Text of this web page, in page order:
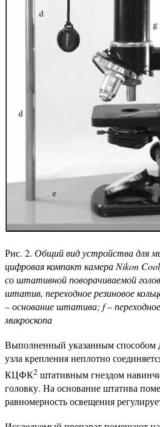
Рис. 2. Общий вид устройства для
цифровая компакт камера Nikon
со штативной поворачиваемой
штатив, переходное резиновое
– основание штатива; f –
микроскопа
Выполненный указанным способом
узла крепления неплотно
КЦФК2 штативным гнездом
головку. На основание штатива
равномерность освещения